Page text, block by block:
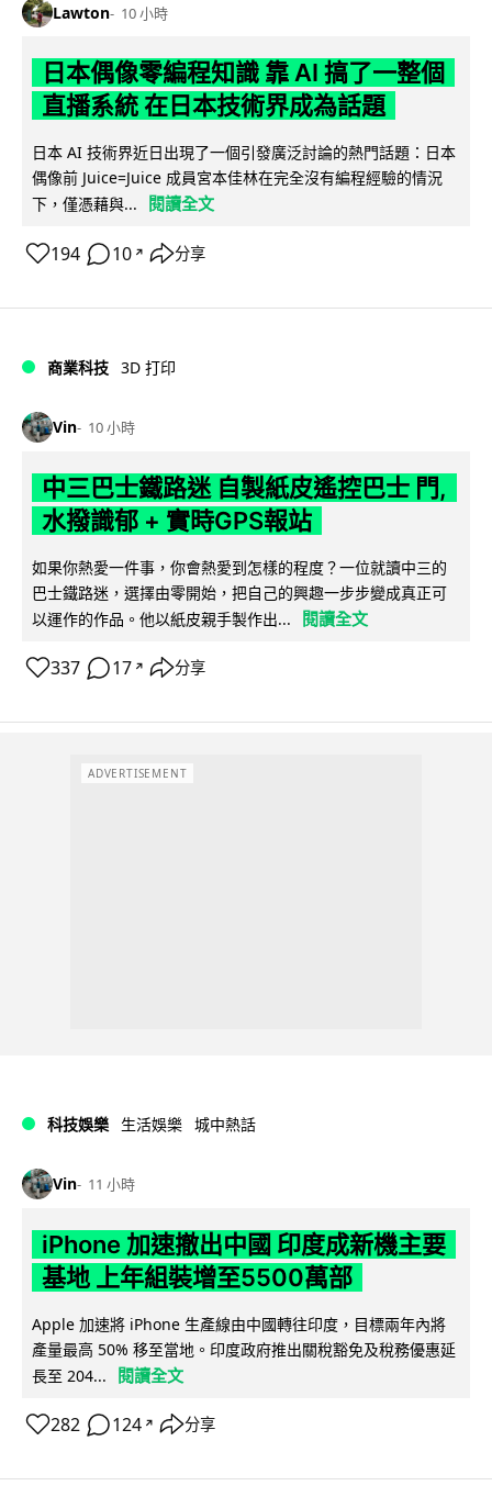
Lawton 10 小時
日本偶像零編程知識 靠 AI 搞了一整個
直播系統 在日本技術界成為話題
日本 AI 技術界近日出現了一個引發廣泛討論的熱門話題：日本
偶像前 Juice=Juice 成員宮本佳林在完全沒有編程經驗的情況
下，僅憑藉與...
閱讀全文
194 10 ↗ 分享
商業科技 3D 打印
Vin 10 小時
中三巴士鐵路迷 自製紙皮遙控巴士 門,
水撥識郁 + 實時GPS報站
如果你熱愛一件事，你會熱愛到怎樣的程度？一位就讀中三的
巴士鐵路迷，選擇由零開始，把自己的興趣一步步變成真正可
以運作的作品。他以紙皮親手製作出...
閱讀全文
337 17 ↗ 分享
ADVERTISEMENT
科技娛樂 生活娛樂 城中熱話
Vin 11 小時
iPhone 加速撤出中國 印度成新機主要
基地 上年組裝增至5500萬部
Apple 加速將 iPhone 生產線由中國轉往印度，目標兩年內將
產量最高 50% 移至當地。印度政府推出關稅豁免及稅務優惠延
長至 204...
閱讀全文
282 124 ↗ 分享